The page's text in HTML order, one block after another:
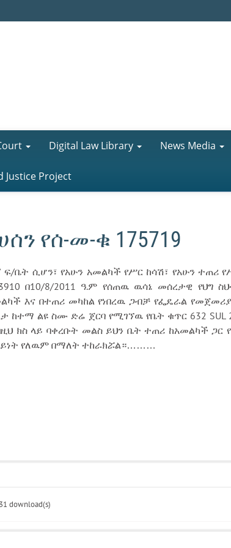
Digital Law Library News Media
Justice Project
የሰ-መ-ቁ 175719
ቤት ሲሆን፣ የአሁን አመልካች የሥር ከሳሽ፣ የአሁን ተጠሪ
በ10/8/2011 ዓ.ም የሰጠዉ ዉሳኔ መሰረታዊ የህግ
እና በተጠሪ መካከል የነበረዉ ጋብቻ የፌዴራል
ከተማ ልዩ ስሙ ድሬ ጀርባ የሚገኘዉ የቤት ቁጥር 632
ክስ ላይ ባቀረቡት መልስ ይህን ቤት ተጠሪ ከአመልካች ጋር
የለዉም በማለት ተከራክሯል።………
download(s)